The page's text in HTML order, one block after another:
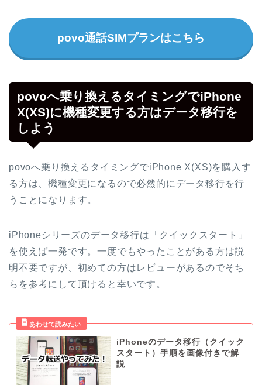
povo通話SIMプランはこちら
povoへ乗り換えるタイミングでiPhone
X(XS)に機種変更する方はデータ移行を
しよう
povoへ乗り換えるタイミングでiPhone X(XS)を購入す
る方は、機種変更になるので必然的にデータ移行を行
うことになります。
iPhoneシリーズのデータ移行は「クイックスタート」
を使えば一発です。一度でもやったことがある方は説
明不要ですが、初めての方はレビューがあるのでそち
らを参考にして頂けると幸いです。
iPhoneのデータ移行（クイック
スタート）手順を画像付きで解
説